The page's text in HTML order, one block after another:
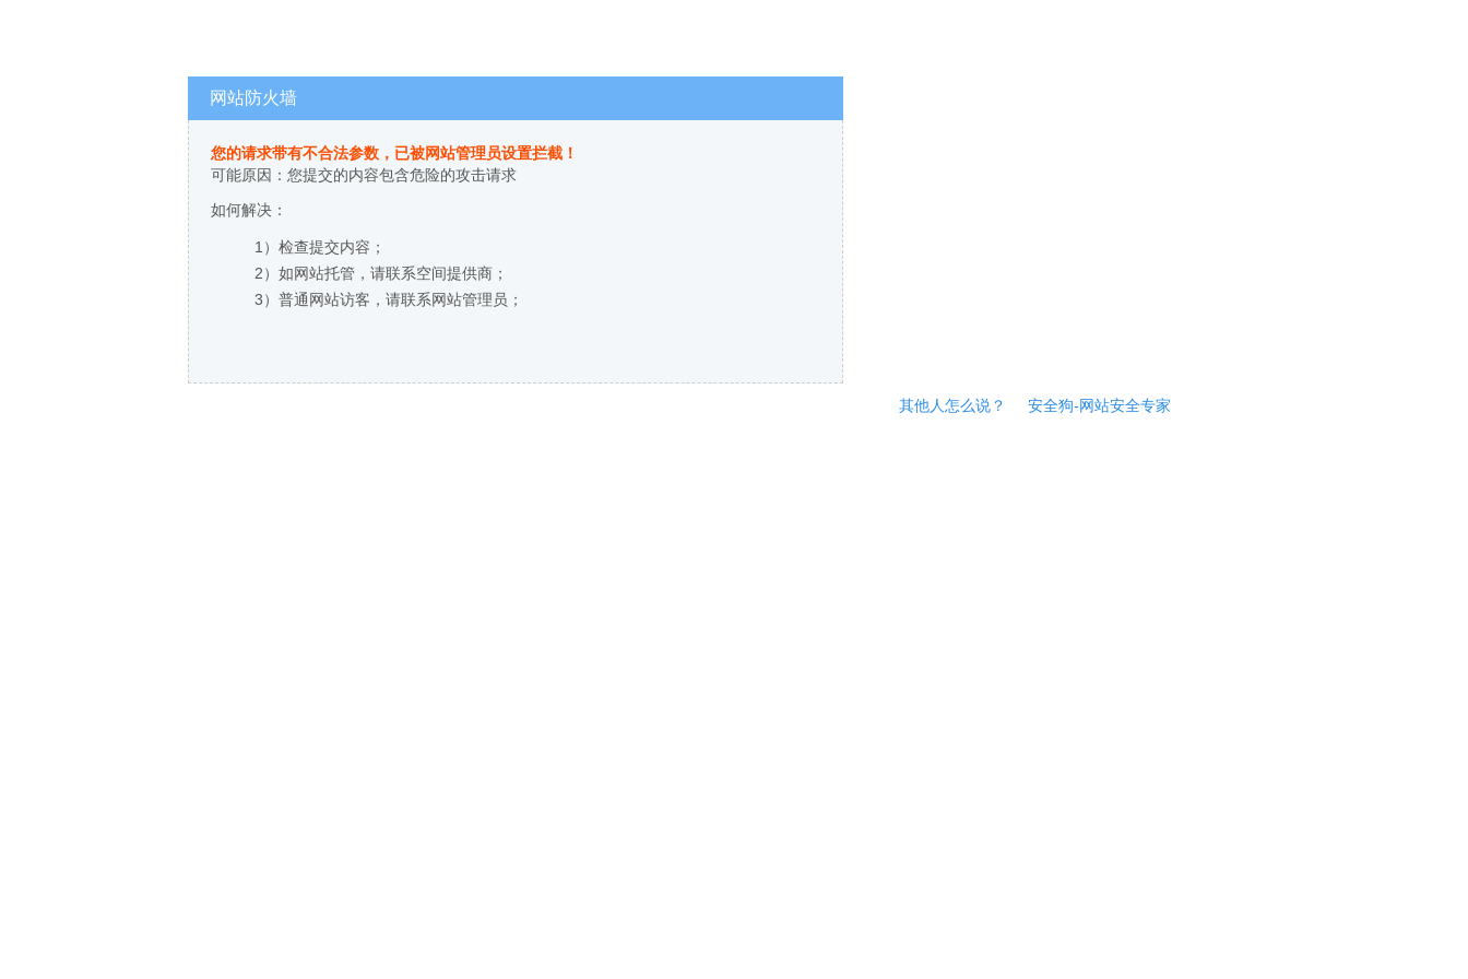
网站防火墙
您的请求带有不合法参数，已被网站管理员设置拦截！
可能原因：您提交的内容包含危险的攻击请求
如何解决：
1）检查提交内容；
2）如网站托管，请联系空间提供商；
3）普通网站访客，请联系网站管理员；
其他人怎么说？ 安全狗-网站安全专家